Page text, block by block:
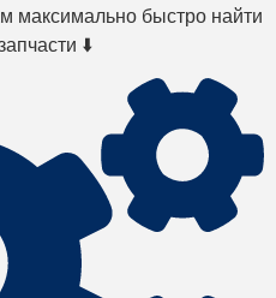
максимально быстро найти
⬇️